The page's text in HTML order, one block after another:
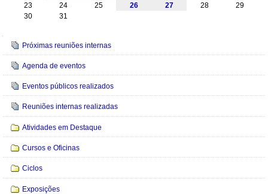
23
24 25 26 27 28
29
30
31
Navegação
Próximas reuniões internas
Agenda de eventos
Eventos públicos realizados
Reuniões internas realizadas
Atividades em Destaque
Cursos e Oficinas
Ciclos
Exposições